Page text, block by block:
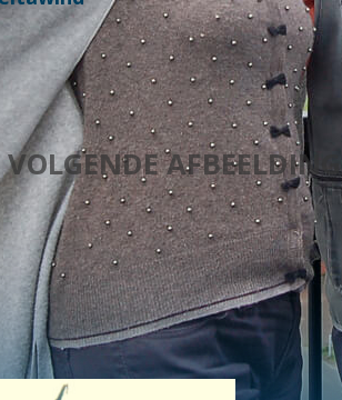
VOLGENDE AFBEELDING